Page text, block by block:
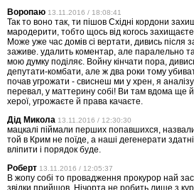
Воропаю 13.11.2016 / 18:08:41
Так то воно так, ти пішов Східні кордони
мародерити, тобто щось від когось
Може уже час домів сі вертати, дивись
заживе. удалить коментар, але паралельно
мою думку поділяє. Войну кінчати пора,
депутати-комбати, але ж два роки тому
почав угрожати - свиснеш ми у хрен, я
перевал, у маттерину собі! Ви там вдома ще
херої, угрожаєте й права качаєте.
Дід Микола 13.11.2016 / 12:30:30
мацкалі піймали перших попавшихся,
той в Крим не поїде, а наші дегенерати
вліпити і порядок буде.
Роберт 13.11.2016 / 12:05:37
В жопу собі то провадження прокурор най
звідки прийшов. Нічорта не робить лише з